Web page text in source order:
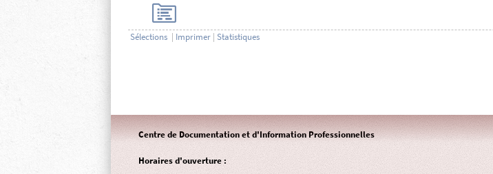
H
Sélections | Imprimer | Statistiques
Centre de Documentation et d'Information Professionnelles
Horaires d'ouverture :